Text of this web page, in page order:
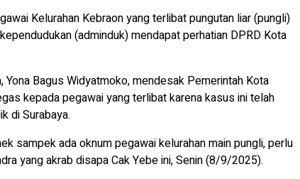
Kelurahan Kebraon yang terlibat pungutan liar (pungli)
(adminduk) mendapat perhatian DPRD Kota
Yona Bagus Widyatmoko, mendesak Pemerintah Kota
kepada pegawai yang terlibat karena kasus ini telah
di Surabaya.
sampek ada oknum pegawai kelurahan main pungli, perlu
yang akrab disapa Cak Yebe ini, Senin (8/9/2025).